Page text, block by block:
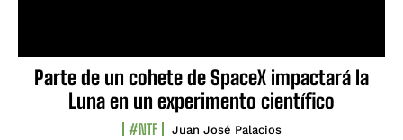
Parte de un cohete de SpaceX impactará la
Luna en un experimento científico
#NTF Juan José Palacios